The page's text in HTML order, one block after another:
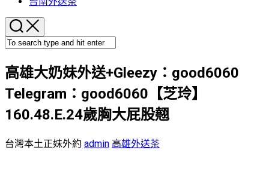
高雄大奶妹外送+Gleezy：good6060
Telegram：good6060【芝玲】
160.48.E.24歲胸大屁股翹
台灣本土正妹外約 admin 高雄外送茶